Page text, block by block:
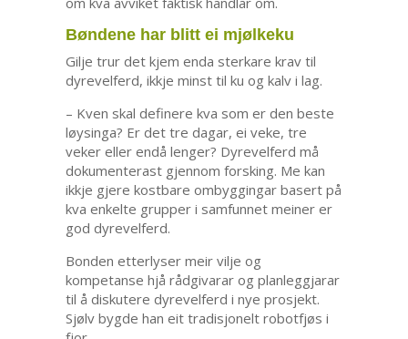
Bøndene har blitt ei mjølkeku
Gilje trur det kjem enda sterkare krav til
dyrevelferd, ikkje minst til ku og kalv i lag.
– Kven skal definere kva som er den beste
løysinga? Er det tre dagar, ei veke, tre
veker eller endå lenger? Dyrevelferd må
dokumenterast gjennom forsking. Me kan
ikkje gjere kostbare ombyggingar basert på
kva enkelte grupper i samfunnet meiner er
god dyrevelferd.
Bonden etterlyser meir vilje og
kompetanse hjå rådgivarar og planleggjarar
til å diskutere dyrevelferd i nye prosjekt.
Sjølv bygde han eit tradisjonelt robotfjøs i